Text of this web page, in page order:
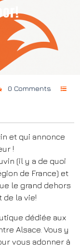
0 Comments
et qui annonce
!
(il y a de quoi
de France) et
le grand dehors
la vie!
dédiée aux
Alsace. Vous y
vous adonner à